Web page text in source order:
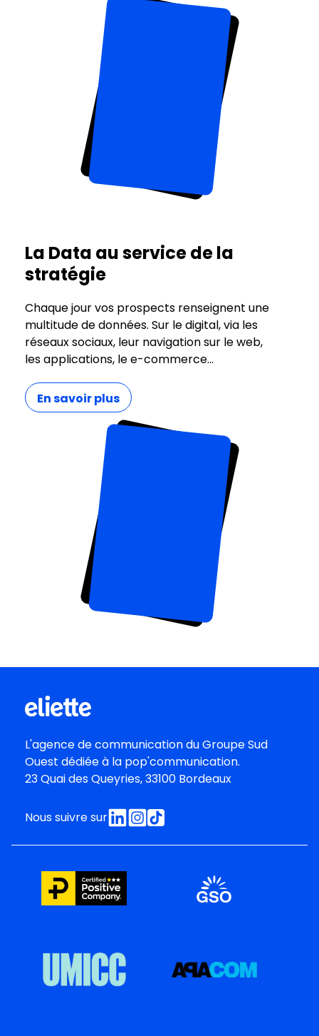
La Data au service de la
stratégie
Chaque jour vos prospects renseignent une
multitude de données. Sur le digital, via les
réseaux sociaux, leur navigation sur le web,
les applications, le e-commerce…
En savoir plus
L'agence de communication duGroupe Sud
Ouest dédiée à la pop'communication.
23 Quai des Queyries, 33100 Bordeaux
Nous suivre sur